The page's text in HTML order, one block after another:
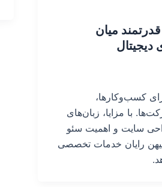
میان
کسب‌وکارها،
با مزایا، زبان‌های
سایت و اهمیت سئو
رایان خدمات تخصصی